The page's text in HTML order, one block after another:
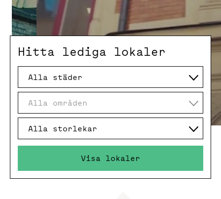
Hitta lediga lokaler
Alla städer
Alla områden
Alla storlekar
Visa lokaler